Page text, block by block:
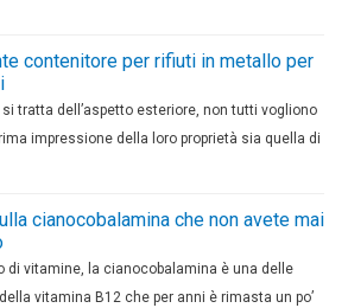
contenitore per rifiuti in metallo per
si tratta dell’aspetto esteriore, non tutti vogliono
impressione della loro proprietà sia quella di
cianocobalamina che non avete mai
di vitamine, la cianocobalamina è una delle
vitamina B12 che per anni è rimasta un po’